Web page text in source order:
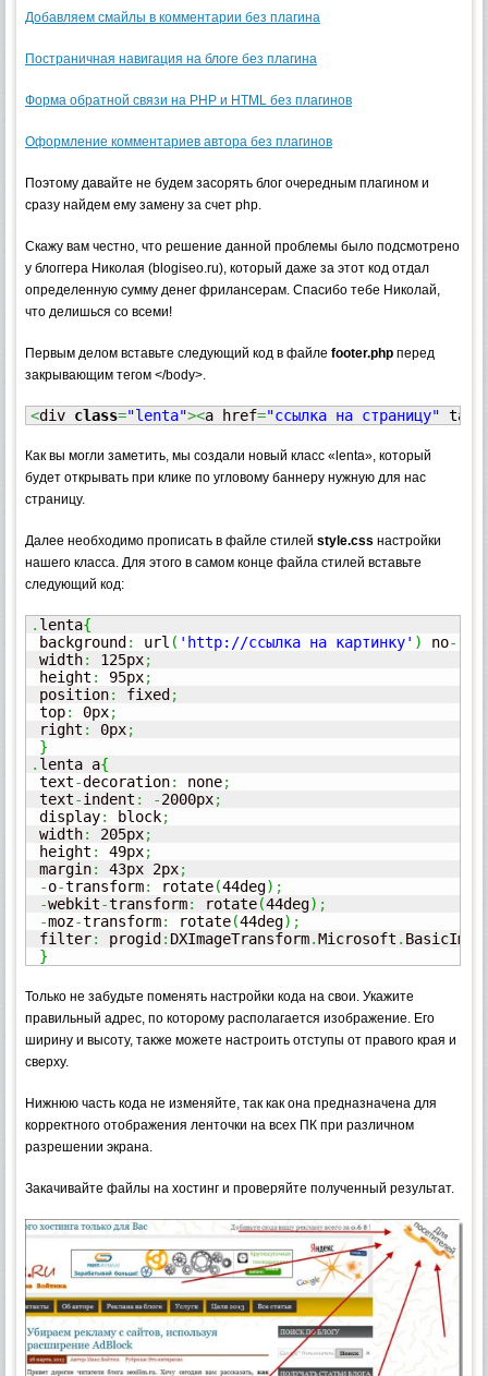
Добавляем смайлы в комментарии без плагина
Постраничная навигация на блоге без плагина
Форма обратной связи на PHP и HTML без плагинов
Оформление комментариев автора без плагинов
Поэтому давайте не будем засорять блог очередным плагином и
сразу найдем ему замену за счет php.
Скажу вам честно, что решение данной проблемы было подсмотрено
у блоггера Николая (blogiseo.ru), который даже за этот код отдал
определенную сумму денег фрилансерам. Спасибо тебе Николай,
что делишься со всеми!
Первым делом вставьте следующий код в файле footer.php перед
закрывающим тегом </body>.
<div class="lenta"><a href="ссылка на страницу"
Как вы могли заметить, мы создали новый класс «lenta», который
будет открывать при клике по угловому баннеру нужную для нас
страницу.
Далее необходимо прописать в файле стилей style.css настройки
нашего класса. Для этого в самом конце файла стилей вставьте
следующий код:
. lenta{
background : url ( 'http://ссылка на картинку' ) no-
width: 125px;
height : 95px;
position: fixed ;
top: 0px;
right : 0px;
}
. lenta a{
text-decoration: none;
text-indent : -2000px;
display: block;
width: 205px;
height : 49px;
margin: 43px 2px;
-o-transform: rotate(44deg) ;
-webkit-transform: rotate(44deg) ;
-moz-transform: rotate(44deg) ;
filter: progid : DXImageTransform.Microsoft .
}
Только не забудьте поменять настройки кода на свои. Укажите
правильный адрес, по которому располагается изображение. Его
ширину и высоту, также можете настроить отступы от правого края и
сверху.
Нижнюю часть кода не изменяйте, так как она предназначена для
корректного отображения ленточки на всех ПК при различном
разрешении экрана.
Закачивайте файлы на хостинг и проверяйте полученный результат.